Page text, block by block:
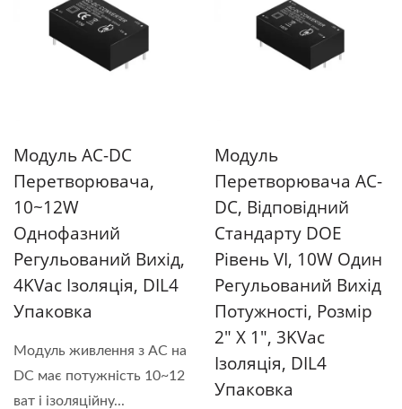
Модуль AC-DC
Перетворювача,
10~12W
Однофазний
Регульований Вихід,
4KVac Ізоляція, DIL4
Упаковка
Модуль живлення з AC на
DC має потужність 10~12
ват і ізоляційну...
Модуль
Перетворювача AC-
DC, Відповідний
Стандарту DOE
Рівень VI, 10W Один
Регульований Вихід
Потужності, Розмір
2" X 1", 3KVac
Ізоляція, DIL4
Упаковка